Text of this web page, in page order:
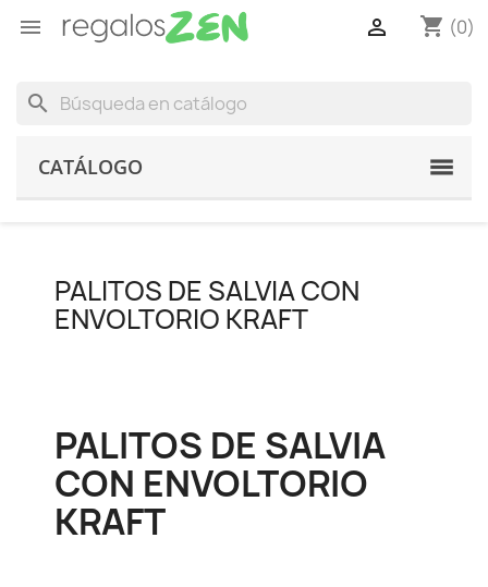
 shopping_cart (0)

search
CATÁLOGO
PALITOS DE SALVIA CON
ENVOLTORIO KRAFT
PALITOS DE SALVIA
CON ENVOLTORIO
KRAFT